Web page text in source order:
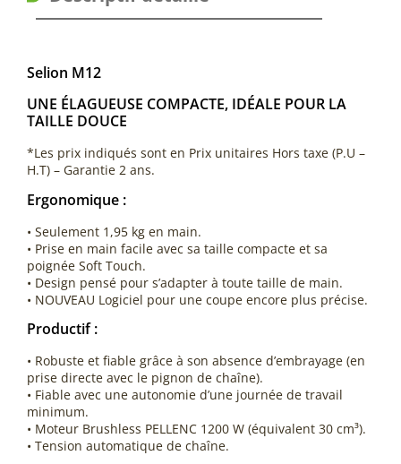
Selion M12
UNE ÉLAGUEUSE COMPACTE, IDÉALE POUR LA
TAILLE DOUCE
*Les prix indiqués sont en Prix unitaires Hors taxe (P.U –
H.T) – Garantie 2 ans.
Ergonomique :
• Seulement 1,95 kg en main.
• Prise en main facile avec sa taille compacte et sa
poignée Soft Touch.
• Design pensé pour s’adapter à toute taille de main.
• NOUVEAU Logiciel pour une coupe encore plus précise.
Productif :
• Robuste et fiable grâce à son absence d’embrayage (en
prise directe avec le pignon de chaîne).
• Fiable avec une autonomie d’une journée de travail
minimum.
• Moteur Brushless PELLENC 1200 W (équivalent 30 cm³).
• Tension automatique de chaîne.